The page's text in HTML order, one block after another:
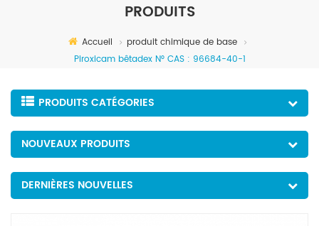
PRODUITS
Accueil
produit chimique de base
Piroxicam bêtadex N° CAS : 96684-40-1
PRODUITS CATÉGORIES
NOUVEAUX PRODUITS
DERNIÈRES NOUVELLES